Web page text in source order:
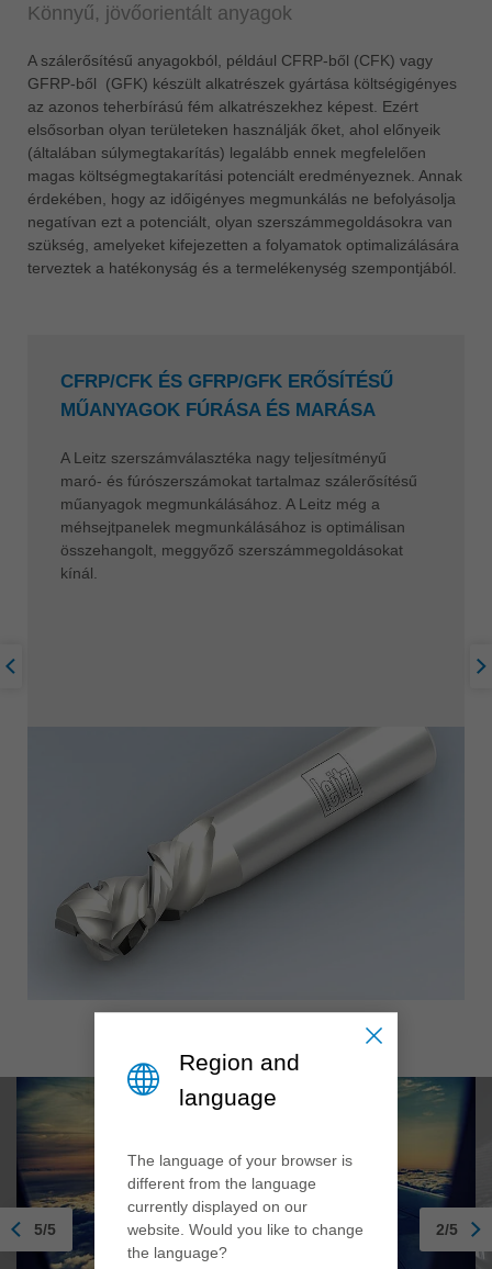
Könnyű, jövőorientált anyagok
A szálerősítésű anyagokból, például CFRP-ből (CFK) vagy
GFRP-ből (GFK) készült alkatrészek gyártása költségigényes
az azonos teherbírású fém alkatrészekhez képest. Ezért
elsősorban olyan területeken használják őket, ahol előnyeik
(általában súlymegtakarítás) legalább ennek megfelelően
magas költségmegtakarítási potenciált eredményeznek. Annak
érdekében, hogy az időigényes megmunkálás ne befolyásolja
negatívan ezt a potenciált, olyan szerszámmegoldásokra van
szükség, amelyeket kifejezetten a folyamatok optimalizálására
terveztek a hatékonyság és a termelékenység szempontjából.
CFRP/CFK ÉS GFRP/GFK ERŐSÍTÉSŰ
MŰANYAGOK FÚRÁSA ÉS MARÁSA
A Leitz szerszámválasztéka nagy teljesítményű
maró- és fúrószerszámokat tartalmaz szálerősítésű
műanyagok megmunkálásához. A Leitz még a
méhsejtpanelek megmunkálásához is optimálisan
összehangolt, meggyőző szerszámmegoldásokat
kínál.
5/5 2/5
Region and
language
The language of your browser is
different from the language
currently displayed on our
website. Would you like to change
the language?